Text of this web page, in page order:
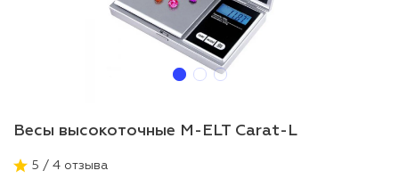
Весы высокоточные M-ELT Carat-L
5 / 4 отзыва